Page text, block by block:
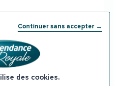
Continuer sans accepter →
des cookies.